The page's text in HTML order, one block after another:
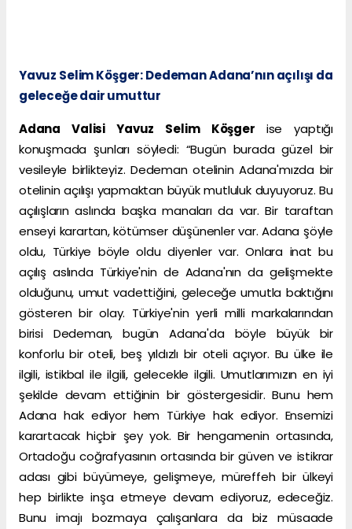
Yavuz Selim Köşger: Dedeman Adana’nın açılışı da
geleceğe dair umuttur
Adana Valisi Yavuz Selim Köşger ise yaptığı
konuşmada şunları söyledi: “Bugün burada güzel bir
vesileyle birlikteyiz. Dedeman otelinin Adana'mızda bir
otelinin açılışı yapmaktan büyük mutluluk duyuyoruz. Bu
açılışların aslında başka manaları da var. Bir taraftan
enseyi karartan, kötümser düşünenler var. Adana şöyle
oldu, Türkiye böyle oldu diyenler var. Onlara inat bu
açılış aslında Türkiye'nin de Adana'nın da gelişmekte
olduğunu, umut vadettiğini, geleceğe umutla baktığını
gösteren bir olay. Türkiye'nin yerli milli markalarından
birisi Dedeman, bugün Adana'da böyle büyük bir
konforlu bir oteli, beş yıldızlı bir oteli açıyor. Bu ülke ile
ilgili, istikbal ile ilgili, gelecekle ilgili. Umutlarımızın en iyi
şekilde devam ettiğinin bir göstergesidir. Bunu hem
Adana hak ediyor hem Türkiye hak ediyor. Ensemizi
karartacak hiçbir şey yok. Bir hengamenin ortasında,
Ortadoğu coğrafyasının ortasında bir güven ve istikrar
adası gibi büyümeye, gelişmeye, müreffeh bir ülkeyi
hep birlikte inşa etmeye devam ediyoruz, edeceğiz.
Bunu imajı bozmaya çalışanlara da biz müsaade